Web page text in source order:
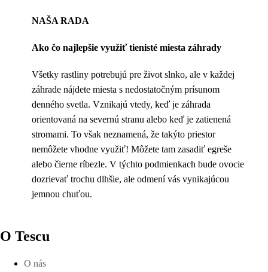
NAŠA RADA
Ako čo najlepšie využiť tienisté miesta záhrady
Všetky rastliny potrebujú pre život slnko, ale v každej
záhrade nájdete miesta s nedostatočným prísunom
denného svetla. Vznikajú vtedy, keď je záhrada
orientovaná na severnú stranu alebo keď je zatienená
stromami. To však neznamená, že takýto priestor
nemôžete vhodne využiť! Môžete tam zasadiť egreše
alebo čierne ríbezle. V týchto podmienkach bude ovocie
dozrievať trochu dlhšie, ale odmení vás vynikajúcou
jemnou chuťou.
O Tescu
O nás